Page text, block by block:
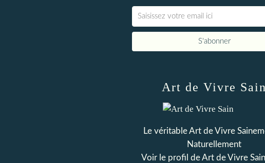
Art de Vivre
Le véritable Art de Vivre
Naturellement
Voir le profil deArt de Vivre Sain